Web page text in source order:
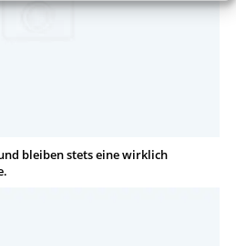
bleiben stets eine wirklich